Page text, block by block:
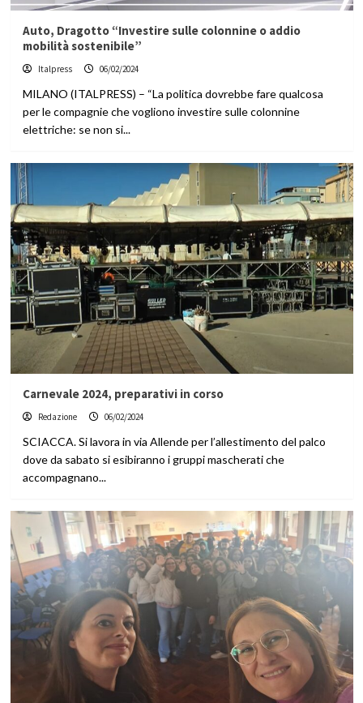
Auto, Dragotto “Investire sulle colonnine o addio
mobilità sostenibile”
Italpress 06/02/2024
MILANO (ITALPRESS) – “La politica dovrebbe fare qualcosa
per le compagnie che vogliono investire sulle colonnine
elettriche: se non si...
Carnevale 2024, preparativi in corso
Redazione 06/02/2024
SCIACCA. Si lavora in via Allende per l’allestimento del palco
dove da sabato si esibiranno i gruppi mascherati che
accompagnano...